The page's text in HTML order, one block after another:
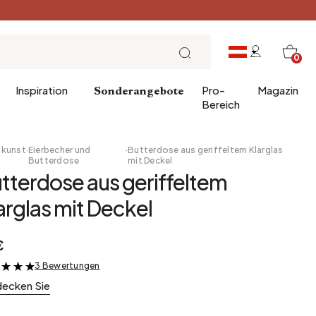
0
das Badezimmer
Eintrag
Esszimmer
Inspiration
Frühstück
Brunch
Sonderangebote
Pro-
Bereich
Magazin
·Eierbecher und
Butterdose
·Butterdose aus geriffeltem Klarglas
mit Deckel
aus geriffeltem
mit Deckel
&
3 Bewertungen
Sie